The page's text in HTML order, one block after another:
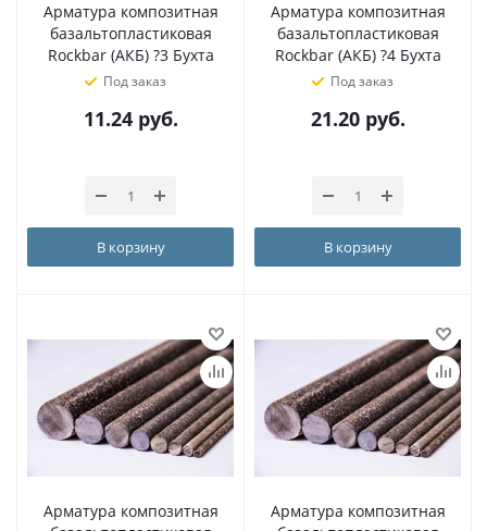
Арматура композитная
базальтопластиковая
Rockbar (АКБ) ?3 Бухта
Под заказ
11.24руб.
В корзину
Арматура композитная
базальтопластиковая
Rockbar (АКБ) ?4 Бухта
Под заказ
21.20руб.
В корзину
Арматура композитная
Арматура композитная